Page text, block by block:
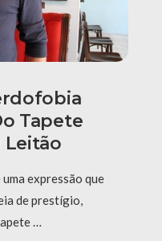
Tapete
Leitão
expressão que
de prestígio,
…